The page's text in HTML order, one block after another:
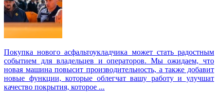
Покупка нового асфальтоукладчика может стать радостным
событием для владельцев и операторов. Мы ожидаем, что
новая машина повысит производительность, а также добавит
новые функции, которые облегчат вашу работу и улучшат
качество покрытия, которое ...